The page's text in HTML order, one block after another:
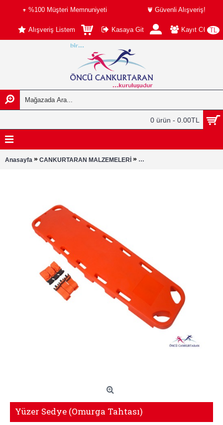
%100 Müşteri Memnuniyeti Güvenli Alışveriş!
TL
Alışveriş Listem Kasaya Git Kayıt Ol
0 ürün - 0.00TL
Anasayfa » CANKURTARAN MALZEMELERİ » Yüzer Sedye (Omurga
Yüzer Sedye (Omurga Tahtası)